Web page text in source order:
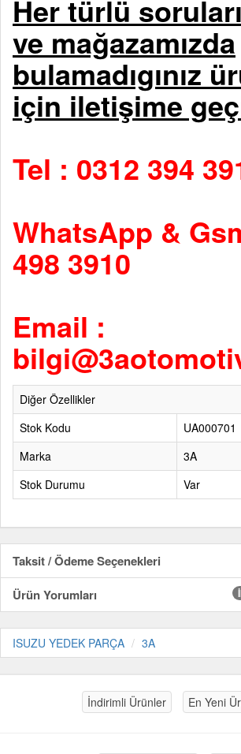
Her türlü
ve mağazamızda
bulamadıgınız
için iletişime
Tel : 0312 394
WhatsApp &
498 3910
Email :
Diğer Özellikler
Stok Kodu
UA000701
Marka
3A
Stok Durumu
Var
Taksit / Ödeme Seçenekleri
Ürün Yorumları
ISUZU YEDEK PARÇA 3A
İndirimli Ürünler En Yeni